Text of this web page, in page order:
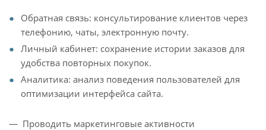
Обратная связь: консультирование клиентов через
телефонию, чаты, электронную почту.
Личный кабинет: сохранение истории заказов для
удобства повторных покупок.
Аналитика: анализ поведения пользователей для
оптимизации интерфейса сайта.
— Проводить маркетинговые активности